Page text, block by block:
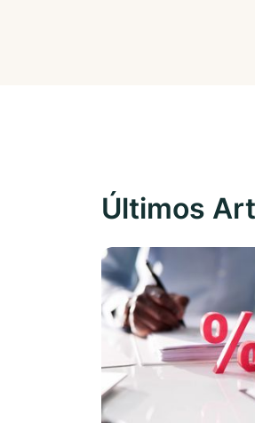
Últimos